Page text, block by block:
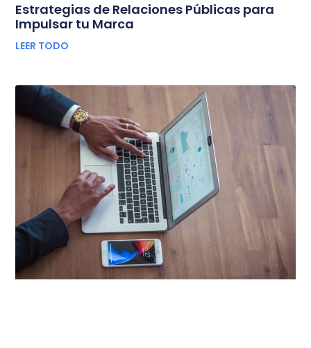
Estrategias de Relaciones Públicas para
Impulsar tu Marca
LEER TODO